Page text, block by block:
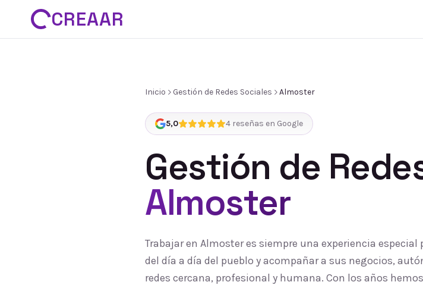
CREAAR
Inicio Gestión de Redes Sociales Almoster
5,0 4 reseñas en Google
Gestión de
Almoster
Trabajar en Almoster es siempre una experiencia
del día a día del pueblo y acompañar a sus negocios,
redes cercana, profesional y humana. Con los años